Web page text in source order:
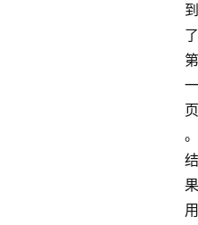
到
了
第
一
页
。
结
果
用